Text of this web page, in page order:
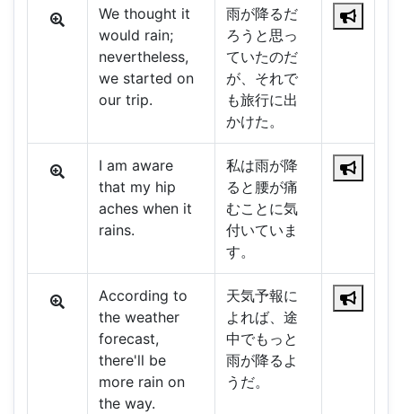
We thought it
would rain;
nevertheless,
we started on
our trip.
雨が降るだ
ろうと思っ
ていたのだ
が、それで
も旅行に出
かけた。
I am aware
that my hip
aches when it
rains.
私は雨が降
ると腰が痛
むことに気
付いていま
す。
According to
the weather
forecast,
there'll be
more rain on
the way.
天気予報に
よれば、途
中でもっと
雨が降るよ
うだ。